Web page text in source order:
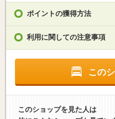
ポイントの獲得方法
利用に関しての注意事項
この
このショップを見た人は